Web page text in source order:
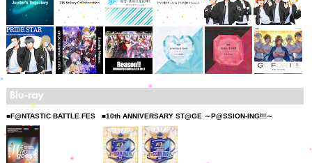
■F@NTASTIC BATTLE FES ■10th ANNIVERSARY ST@GE ～P@SSION-ING!!!～